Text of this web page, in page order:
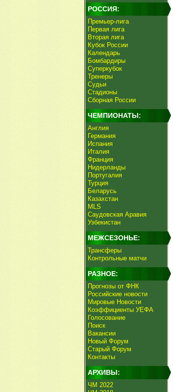
РОССИЯ:
Премьер-лига
Первая лига
Вторая лига
Кубок России
Календарь
Бомбардиры
Суперкубок
Тренеры
Судьи
Стадионы
Сборная России
ЧЕМПИОНАТЫ:
Англия
Германия
Испания
Италия
Франция
Нидерланды
Португалия
Турция
Беларусь
Казахстан
MLS
Саудовская Аравия
Узбекистан
МЕЖСЕЗОНЬЕ:
Трансферы
Контрольные матчи
РАЗНОЕ:
Прогнозы от ФНК
Российские новости
Мировые Новости
Коэффициенты УЕФА
Голосование
Поиск
Вакансии
Новый Форум
Старый Форум
Контакты
АРХИВЫ:
ЧМ 2022